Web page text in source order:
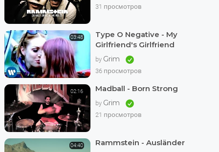
31 просмотров
03:48
Type O Negative - My
Girlfriend's Girlfriend
by Grim
36 просмотров
02:16 Madball - Born Strong
by Grim
21 просмотров
04:40 Rammstein - Ausländer